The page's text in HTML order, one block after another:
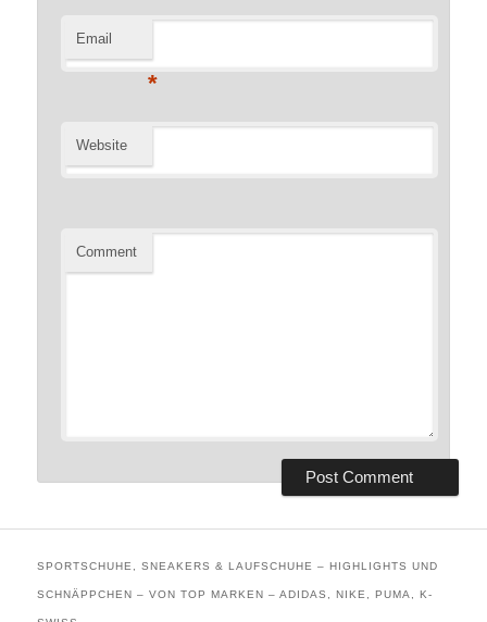
Email
*
Website
Comment
SPORTSCHUHE, SNEAKERS & LAUFSCHUHE – HIGHLIGHTS UND
SCHNÄPPCHEN – VON TOP MARKEN – ADIDAS, NIKE, PUMA, K-